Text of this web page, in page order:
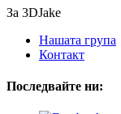
За 3DJake
Нашата група
Контакт
Последвайте ни: